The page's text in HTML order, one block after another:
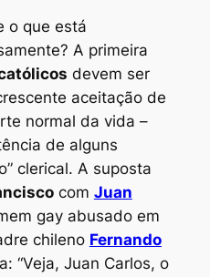
o que está
A primeira
devem ser
aceitação de
normal da vida –
de alguns
clerical. A suposta
com Juan
gay abusado em
chileno Fernando
“Veja, Juan Carlos, o